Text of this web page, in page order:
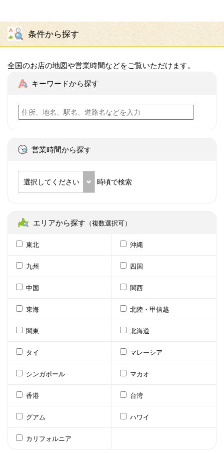
条件から探す
全国のお店の地図や営業時間などをご覧いただけます。
キーワードから探す
営業時間から探す
選択してください 時頃で検索
エリアから探す （複数選択可）
東北 沖縄
九州 四国
中国 関西
東海 北陸・甲信越
関東 北海道
タイ マレーシア
シンガポール マカオ
香港 台湾
グアム ハワイ
カリフォルニア